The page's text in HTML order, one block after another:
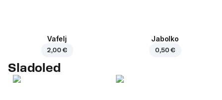
Vafelj
2,00 €
Jabolko
0,50 €
Sladoled